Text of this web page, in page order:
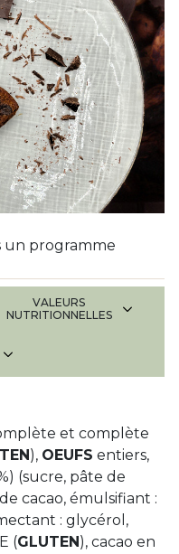
un programme
VALEURS
NUTRITIONNELLES
et complète
), OEUFS entiers,
(sucre, pâte de
cacao, émulsifiant :
: glycérol,
(GLUTEN), cacao en